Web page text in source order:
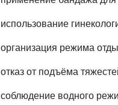
использование
организация режима
отказ от подъёма
соблюдение водного